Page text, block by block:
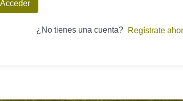
Acceder
¿No tienes una cuenta? Regístrate